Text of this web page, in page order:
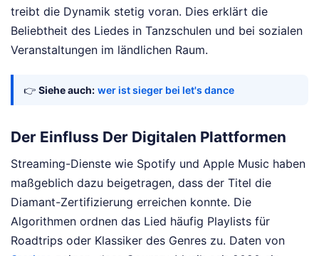
treibt die Dynamik stetig voran. Dies erklärt die
Beliebtheit des Liedes in Tanzschulen und bei sozialen
Veranstaltungen im ländlichen Raum.
👉 Siehe auch: wer ist sieger bei let's dance
Der Einfluss Der Digitalen Plattformen
Streaming-Dienste wie Spotify und Apple Music haben
maßgeblich dazu beigetragen, dass der Titel die
Diamant-Zertifizierung erreichen konnte. Die
Algorithmen ordnen das Lied häufig Playlists für
Roadtrips oder Klassiker des Genres zu. Daten von